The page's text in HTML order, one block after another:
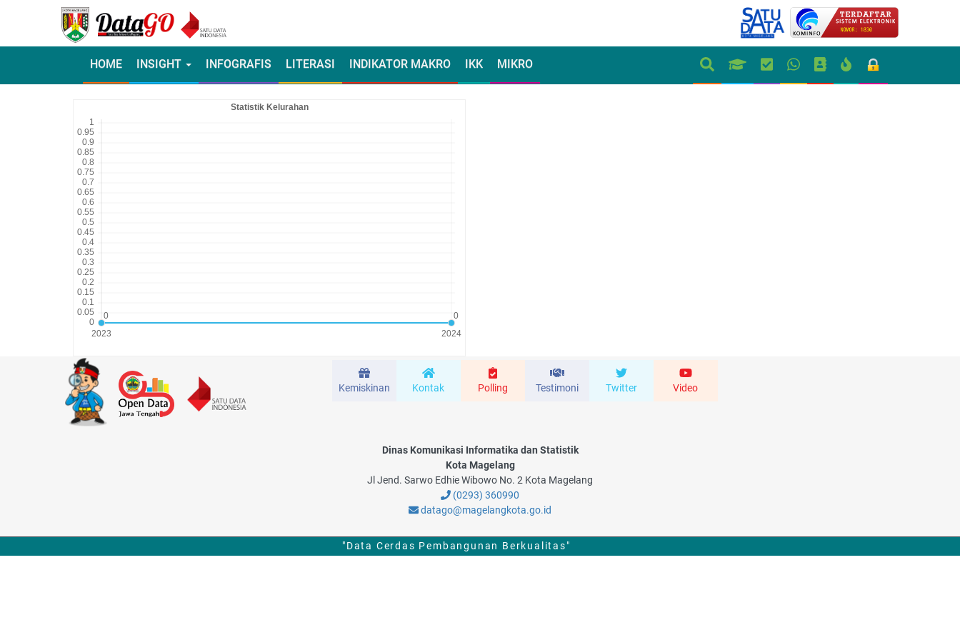
HOME INSIGHT INFOGRAFIS LITERASI INDIKATOR MAKRO IKK MIKRO
Kemiskinan Kontak Polling Testimoni Twitter Video
Dinas Komunikasi Informatika dan Statistik
Kota Magelang
Jl Jend. Sarwo Edhie Wibowo No. 2 Kota Magelang
(0293) 360990
datago@magelangkota.go.id
"Data Cerdas Pembangunan Berkualitas"